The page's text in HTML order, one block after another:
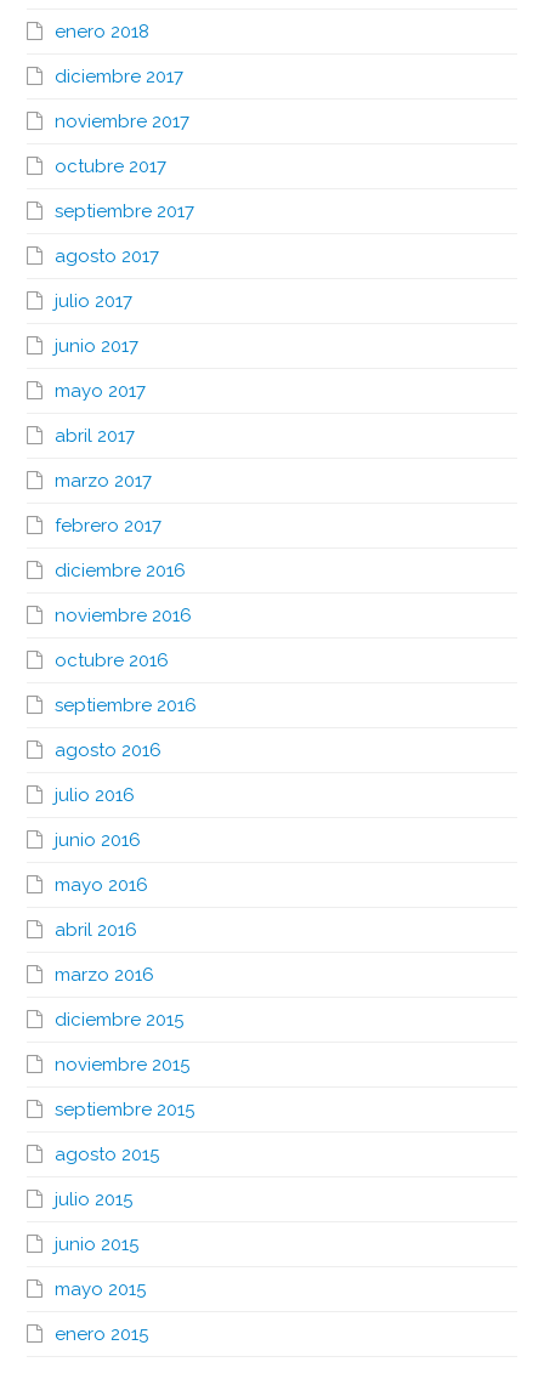
enero 2018
diciembre 2017
noviembre 2017
octubre 2017
septiembre 2017
agosto 2017
julio 2017
junio 2017
mayo 2017
abril 2017
marzo 2017
febrero 2017
diciembre 2016
noviembre 2016
octubre 2016
septiembre 2016
agosto 2016
julio 2016
junio 2016
mayo 2016
abril 2016
marzo 2016
diciembre 2015
noviembre 2015
septiembre 2015
agosto 2015
julio 2015
junio 2015
mayo 2015
enero 2015